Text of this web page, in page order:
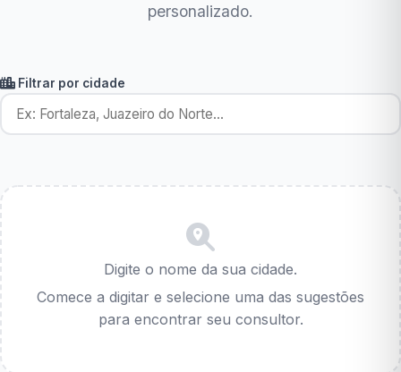
personalizado.
Filtrar por cidade
Digite o nome da sua cidade.
Comece a digitar e selecione uma das sugestões
para encontrar seu consultor.